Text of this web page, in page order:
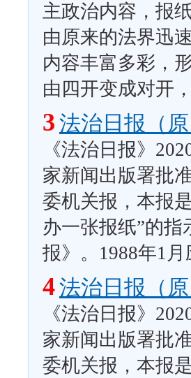
主政治内容，报
由原来的法界迅
内容丰富多彩，
由四开变成对开
3 法治日报（
《法治日报》
家新闻出版署批
委机关报，本报
办一张报纸”的
报》。1988年1
4法治日报（
《法治日报》
家新闻出版署批
委机关报，本报